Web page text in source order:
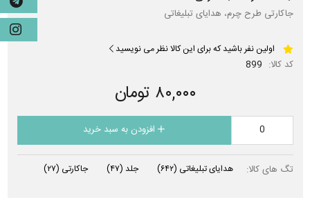
جاکارتی طرح چرم، هدایای تبلیغاتی
اولین نفر باشید که برای این کالا نظر می نویسید
کد کالا: 899
۸۰,۰۰۰ تومان
افزودن به سبد خرید
تگ های کالا: هدایای تبلیغاتی (۶۴۲) جلد (۴۷) جاکارتی (۲۷)